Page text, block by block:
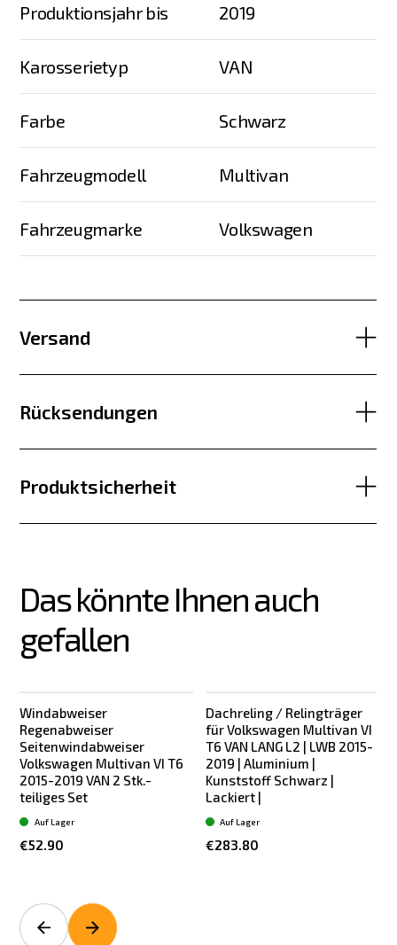
Produktionsjahr bis 2019
Karosserietyp VAN
Farbe Schwarz
Fahrzeugmodell Multivan
Fahrzeugmarke Volkswagen
Versand
Rücksendungen
Produktsicherheit
Das könnte Ihnen auch
gefallen
Windabweiser
Regenabweiser
Seitenwindabweiser
Volkswagen Multivan VI T6
2015-2019 VAN 2 Stk.-
teiliges Set
€52.90
Auf Lager
Dachreling / Relingträger
für Volkswagen Multivan VI
T6 VAN LANG L2 | LWB 2015-
2019 | Aluminium |
Kunststoff Schwarz |
Lackiert |
€283.80
Auf Lager